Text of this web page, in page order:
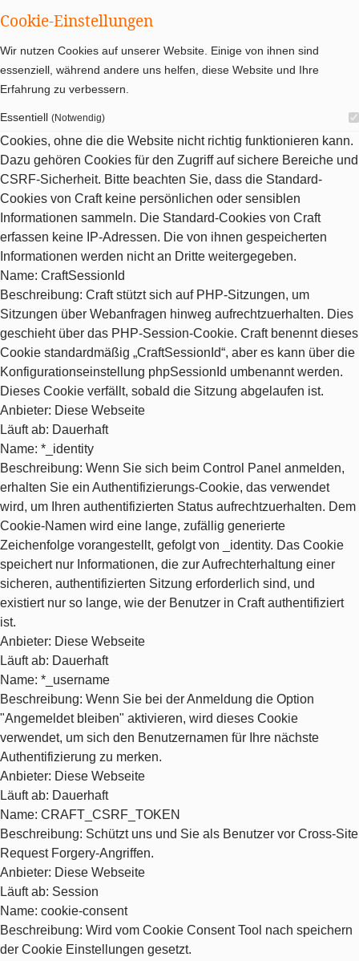
Cookie-Einstellungen
Wir nutzen Cookies auf unserer Website. Einige von ihnen sind
essenziell, während andere uns helfen, diese Website und Ihre
Erfahrung zu verbessern.
Essentiell (Notwendig)
Cookies, ohne die die Website nicht richtig funktionieren kann.
Dazu gehören Cookies für den Zugriff auf sichere Bereiche und
CSRF-Sicherheit. Bitte beachten Sie, dass die Standard-
Cookies von Craft keine persönlichen oder sensiblen
Informationen sammeln. Die Standard-Cookies von Craft
erfassen keine IP-Adressen. Die von ihnen gespeicherten
Informationen werden nicht an Dritte weitergegeben.
Name: CraftSessionId
Beschreibung: Craft stützt sich auf PHP-Sitzungen, um
Sitzungen über Webanfragen hinweg aufrechtzuerhalten. Dies
geschieht über das PHP-Session-Cookie. Craft benennt dieses
Cookie standardmäßig „CraftSessionId“, aber es kann über die
Konfigurationseinstellung phpSessionId umbenannt werden.
Dieses Cookie verfällt, sobald die Sitzung abgelaufen ist.
Anbieter: Diese Webseite
Läuft ab: Dauerhaft
Name: *_identity
Beschreibung: Wenn Sie sich beim Control Panel anmelden,
erhalten Sie ein Authentifizierungs-Cookie, das verwendet
wird, um Ihren authentifizierten Status aufrechtzuerhalten. Dem
Cookie-Namen wird eine lange, zufällig generierte
Zeichenfolge vorangestellt, gefolgt von _identity. Das Cookie
speichert nur Informationen, die zur Aufrechterhaltung einer
sicheren, authentifizierten Sitzung erforderlich sind, und
existiert nur so lange, wie der Benutzer in Craft authentifiziert
ist.
Anbieter: Diese Webseite
Läuft ab: Dauerhaft
Name: *_username
Beschreibung: Wenn Sie bei der Anmeldung die Option
"Angemeldet bleiben" aktivieren, wird dieses Cookie
verwendet, um sich den Benutzernamen für Ihre nächste
Authentifizierung zu merken.
Anbieter: Diese Webseite
Läuft ab: Dauerhaft
Name: CRAFT_CSRF_TOKEN
Beschreibung: Schützt uns und Sie als Benutzer vor Cross-Site
Request Forgery-Angriffen.
Anbieter: Diese Webseite
Läuft ab: Session
Name: cookie-consent
Beschreibung: Wird vom Cookie Consent Tool nach speichern
der Cookie Einstellungen gesetzt.